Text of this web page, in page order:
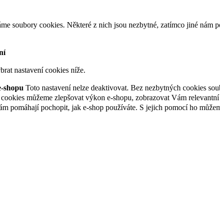
soubory cookies. Některé z nich jsou nezbytné, zatímco jiné
nastavení cookies níže.
shopu Toto nastavení nelze deaktivovat. Bez nezbytných cookies
můžeme zlepšovat výkon e-shopu, zobrazovat Vám
pomáhají pochopit, jak e-shop používáte. S jejich pomocí ho